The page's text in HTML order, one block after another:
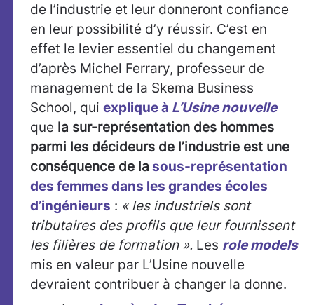
de l’industrie et leur donneront confiance
en leur possibilité d’y réussir. C’est en
effet le levier essentiel du changement
d’après Michel Ferrary, professeur de
management de la Skema Business
School, qui explique à L’Usine nouvelle
que la sur-représentation des hommes
parmi les décideurs de l’industrie est une
conséquence de la sous-représentation
des femmes dans les grandes écoles
d’ingénieurs : « les industriels sont
tributaires des profils que leur fournissent
les filières de formation ». Les role models
mis en valeur par L’Usine nouvelle
devraient contribuer à changer la donne.